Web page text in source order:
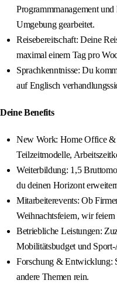
Programmmanagement
Umgebung gearbeitet.
Reisebereitschaft: Deine
maximal einem Tag pro
Sprachkenntnisse: Du
auf Englisch
Deine Benefits
New Work: Home Office &
Teilzeitmodelle,
Weiterbildung: 1,5
du deinen Horizont
Mitarbeiterevents: Ob
Weihnachtsfeiern, wir
Betriebliche Leistungen:
Mobilitätsbudget und
Forschung & Entwicklung:
andere Themen rein.